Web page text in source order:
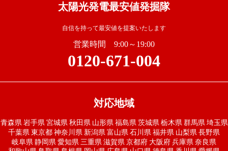
太陽光発電最安値発掘隊
自信を持って最安値を提案いたします
営業時間 9:00～19:00
0120-671-004
対応地域
青森県 岩手県 宮城県 秋田県 山形県 福島県 茨城県 栃木県 群馬県 埼玉県
千葉県 東京都 神奈川県 新潟県 富山県 石川県 福井県 山梨県 長野県
岐阜県 静岡県 愛知県 三重県 滋賀県 京都府 大阪府 兵庫県 奈良県